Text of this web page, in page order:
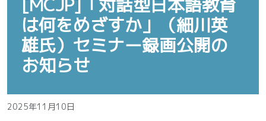
[MCJP]「対話型日本語教育
は何をめざすか」（細川英
雄氏）セミナー録画公開の
お知らせ
2025年11月10日